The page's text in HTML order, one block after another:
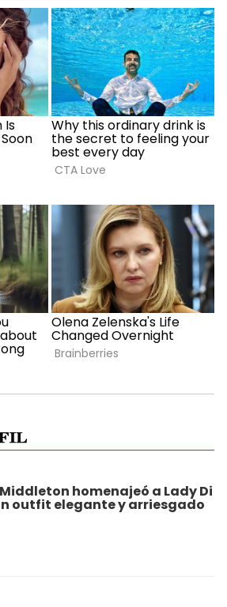
homenajeó a Lady Di
outfit elegante y arriesgado